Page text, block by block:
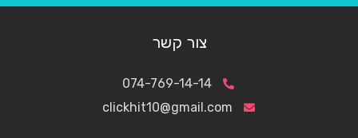
צור קשר
074-769-14-14
clickhit10@gmail.com